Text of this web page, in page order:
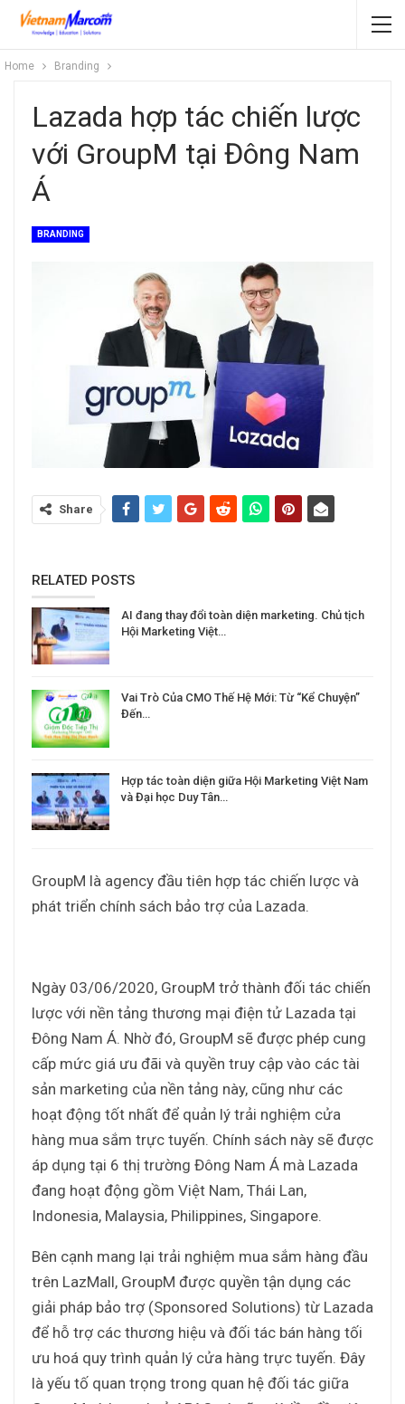
Home Branding
Lazada hợp tác chiến lược
với GroupM tại Đông Nam
Á
BRANDING
Share
RELATED POSTS
AI đang thay đổi toàn diện marketing. Chủ tịch
Hội Marketing Việt…
Vai Trò Của CMO Thế Hệ Mới: Từ “Kể Chuyện”
Đến…
Hợp tác toàn diện giữa Hội Marketing Việt Nam
và Đại học Duy Tân…
GroupM là agency đầu tiên hợp tác chiến lược và
phát triển chính sách bảo trợ của Lazada.
Ngày 03/06/2020, GroupM trở thành đối tác chiến
lược với nền tảng thương mại điện tử Lazada tại
Đông Nam Á. Nhờ đó, GroupM sẽ được phép cung
cấp mức giá ưu đãi và quyền truy cập vào các tài
sản marketing của nền tảng này, cũng như các
hoạt động tốt nhất để quản lý trải nghiệm cửa
hàng mua sắm trực tuyến. Chính sách này sẽ được
áp dụng tại 6 thị trường Đông Nam Á mà Lazada
đang hoạt động gồm Việt Nam, Thái Lan,
Indonesia, Malaysia, Philippines, Singapore.
Bên cạnh mang lại trải nghiệm mua sắm hàng đầu
trên LazMall, GroupM được quyền tận dụng các
giải pháp bảo trợ (Sponsored Solutions) từ Lazada
để hỗ trợ các thương hiệu và đối tác bán hàng tối
ưu hoá quy trình quản lý cửa hàng trực tuyến. Đây
là yếu tố quan trọng trong quan hệ đối tác giữa